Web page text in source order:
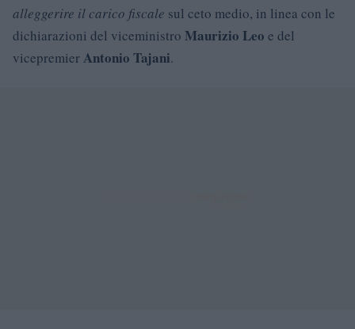
alleggerire il carico fiscale sul ceto medio, in linea con le
dichiarazioni del viceministro Maurizio Leo e del
vicepremierAntonio Tajani.